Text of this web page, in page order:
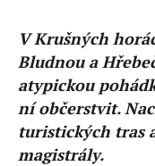
V Krušných
Bludnou a
atypickou
ní občerstvit.
turistických tras
magistrály.